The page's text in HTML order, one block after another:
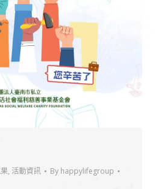
, 活動資訊 By happylifegroup